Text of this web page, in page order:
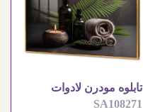
تابلوه مودرن لادوات
الاسترخاء و السبا
SA108271